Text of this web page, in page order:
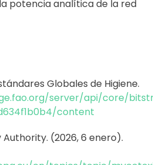
potencia analítica de la red
Globales de Higiene.
server/api/core/
content
(2026, 6 enero).